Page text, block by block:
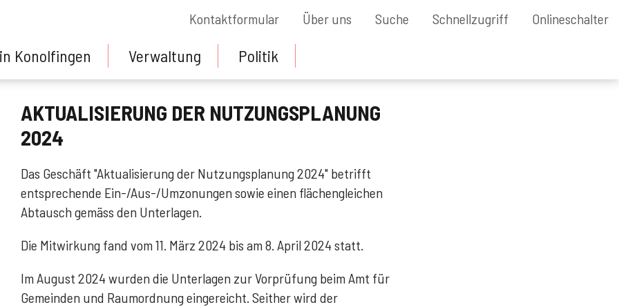
Kontaktformular Über uns Suche Schnellzugriff Onlineschalter
Konolfingen Verwaltung Politik
AKTUALISIERUNG DER NUTZUNGSPLANUNG
2024
Das Geschäft "Aktualisierung der Nutzungsplanung 2024" betrifft
entsprechende Ein-/Aus-/Umzonungen sowie einen flächengleichen
Abtausch gemäss den Unterlagen.
Die Mitwirkung fand vom 11. März 2024 bis am 8. April 2024 statt.
Im August 2024 wurden die Unterlagen zur Vorprüfung beim Amt für
Gemeinden und Raumordnung eingereicht. Seither wird der